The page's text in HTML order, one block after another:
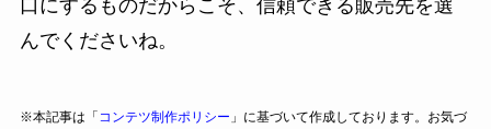
口にするものだからこそ、信頼できる販売先を選
んでくださいね。
※本記事は「 コンテツ制作ポリシー 」に基づいて作成しております。お気づ